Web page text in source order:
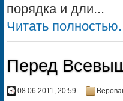
порядка и дли...
Читать
Перед
08.06.2011, 20:59